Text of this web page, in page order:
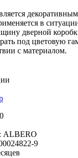
в
дверной
под цветовую
с материалом.
: ALBERO
9